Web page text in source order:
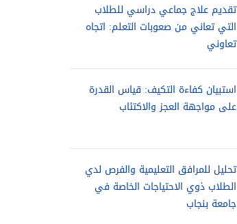
تقديم علاج جماعي دراسي للطلاب
التي تعاني من صعوبات التعلم: اتجاه
تعاوني
استبيان كفاءة التكيف: قياس القدرة
على مواجهة العجز والاكتئاب
تحليل للمرافق التعليمية والفرص لدي
الطلاب ذوي الاحتياجات الخاصة في
جامعة بنجاب